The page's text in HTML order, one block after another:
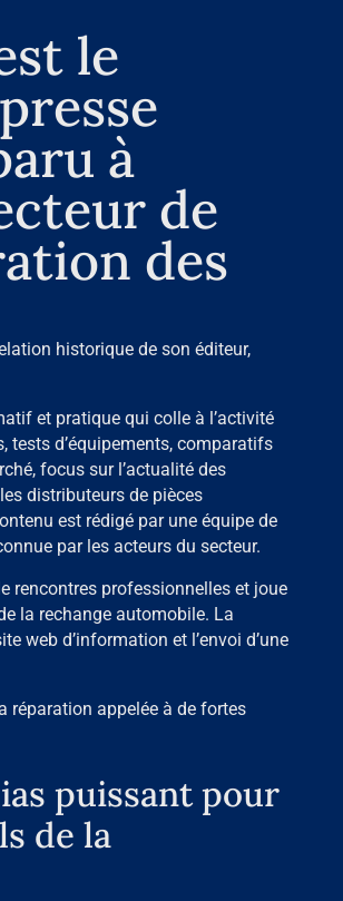
le
à
de
des
historique de son éditeur,
et pratique qui colle à l’activité
tests d’équipements, comparatifs
focus sur l’actualité des
distributeurs de pièces
est rédigé par une équipe de
par les acteurs du secteur.
rencontres professionnelles et joue
la rechange automobile. La
web d’information et l’envoi d’une
réparation appelée à de fortes
puissant pour
de la